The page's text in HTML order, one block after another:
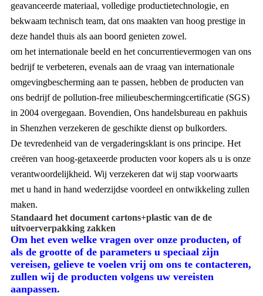
geavanceerde materiaal, volledige productietechnologie, en
bekwaam technisch team, dat ons maakten van hoog prestige in
deze handel thuis als aan boord genieten zowel.
om het internationale beeld en het concurrentievermogen van ons
bedrijf te verbeteren, evenals aan de vraag van internationale
omgevingbescherming aan te passen, hebben de producten van
ons bedrijf de pollution-free milieubeschermingcertificatie (SGS)
in 2004 overgegaan. Bovendien, Ons handelsbureau en pakhuis
in Shenzhen verzekeren de geschikte dienst op bulkorders.
De tevredenheid van de vergaderingsklant is ons principe. Het
creëren van hoog-getaxeerde producten voor kopers als u is onze
verantwoordelijkheid. Wij verzekeren dat wij stap voorwaarts
met u hand in hand wederzijdse voordeel en ontwikkeling zullen
maken.
Standaard het document cartons+plastic van de de
uitvoerverpakking zakken
Om het even welke vragen over onze producten, of
als de grootte of de parameters u speciaal zijn
vereisen, gelieve te voelen vrij om ons te contacteren,
zullen wij de producten volgens uw vereisten
aanpassen.